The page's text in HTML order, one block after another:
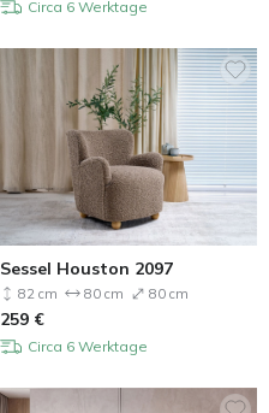
Circa 6 Werktage
Sessel Houston 2097
82 cm 80 cm 80 cm
259 €
Circa 6 Werktage